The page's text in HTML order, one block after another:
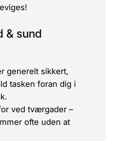
& sund
generelt sikkert,
tasken foran dig i
ved tværgader –
ofte uden at